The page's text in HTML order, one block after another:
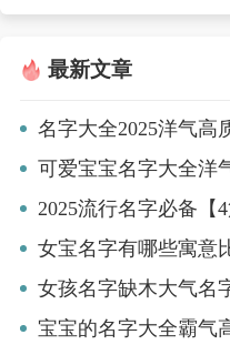
最新文章
名字大全2025洋气高
可爱宝宝名字大全洋
2025流行名字必备【4
女宝名字有哪些寓意
精选【10篇】
女孩名字缺木大气名
宝宝的名字大全霸气